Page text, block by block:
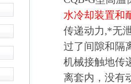
水冷却装置和
传递动力,*无
过了间隙和隔
机械接触地传
离套内，没有